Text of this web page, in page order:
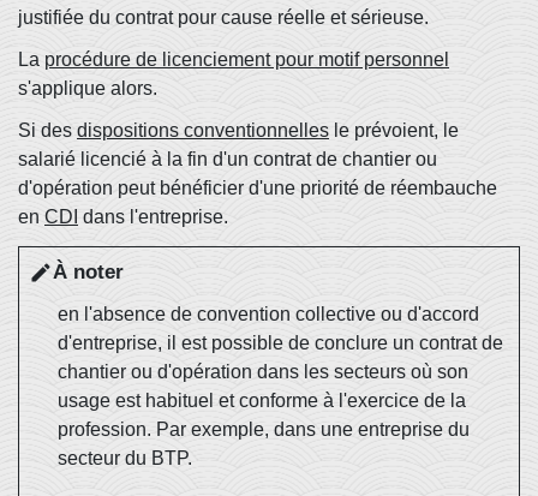
justifiée du contrat pour cause réelle et sérieuse.
La procédure de licenciement pour motif personnel
s'applique alors.
Si des dispositions conventionnelles le prévoient, le
salarié licencié à la fin d'un contrat de chantier ou
d'opération peut bénéficier d'une priorité de réembauche
en CDI dans l'entreprise.
editÀ noter
en l'absence de convention collective ou d'accord
d'entreprise, il est possible de conclure un contrat de
chantier ou d'opération dans les secteurs où son
usage est habituel et conforme à l'exercice de la
profession. Par exemple, dans une entreprise du
secteur du BTP.